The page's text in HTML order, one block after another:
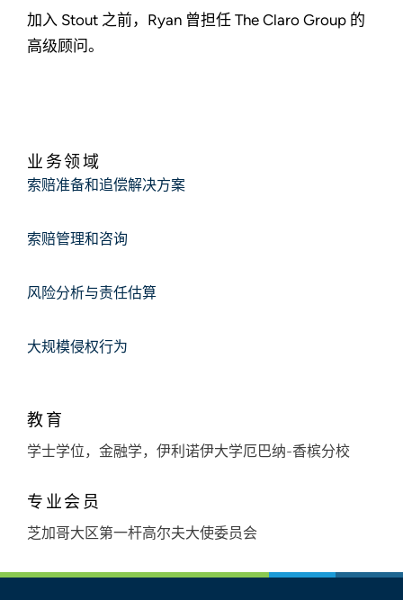
加入 Stout 之前，Ryan 曾担任 The Claro Group 的
高级顾问。
业务领域
索赔准备和追偿解决方案
索赔管理和咨询
风险分析与责任估算
大规模侵权行为
教育
学士学位，金融学，伊利诺伊大学厄巴纳-香槟分校
专业会员
芝加哥大区第一杆高尔夫大使委员会